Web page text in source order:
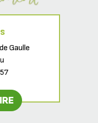
Gaulle